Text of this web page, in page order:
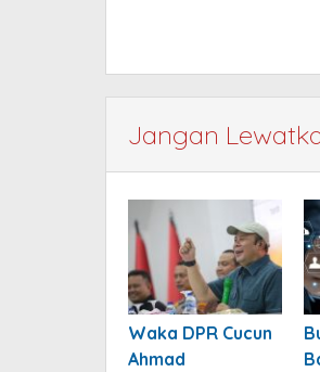
Jangan
Waka DPR Cucun
Ahmad